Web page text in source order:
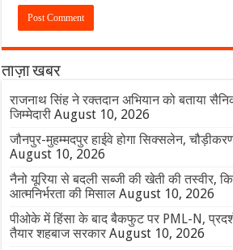
ताज़ा खबर
राजनाथ सिंह ने रक्तदान अभियान को बताया
जिम्मेदारी August 10, 2026
जौनपुर-मुहम्मदपुर हाईवे होगा सिक्सलेन,
August 10, 2026
नैनो यूरिया से बदली सब्जी की खेती की तस्वीर,
आत्मनिर्भरता की मिसाल August 10, 2026
पीओके में हिंसा के बाद बैकफुट पर PML-N,
तैयार शहबाज सरकार August 10, 2026